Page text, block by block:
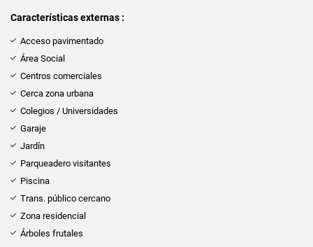
Características externas :
Acceso pavimentado
Área Social
Centros comerciales
Cerca zona urbana
Colegios / Universidades
Garaje
Jardín
Parqueadero visitantes
Piscina
Trans. público cercano
Zona residencial
Árboles frutales